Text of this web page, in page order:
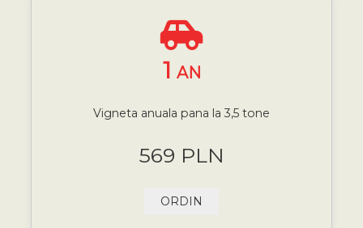
1 AN
Vigneta anuala pana la 3,5 tone
569 PLN
ORDIN